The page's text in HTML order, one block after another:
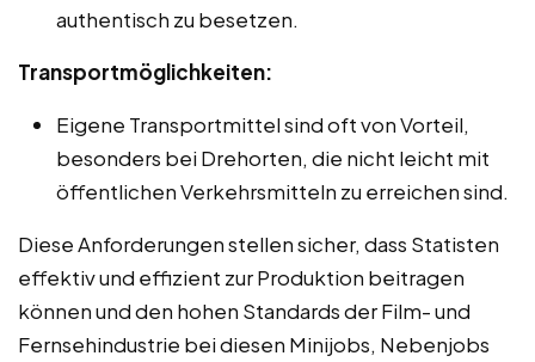
authentisch zu besetzen.
Transportmöglichkeiten:
Eigene Transportmittel sind oft von Vorteil,
besonders bei Drehorten, die nicht leicht mit
öffentlichen Verkehrsmitteln zu erreichen sind.
Diese Anforderungen stellen sicher, dass Statisten
effektiv und effizient zur Produktion beitragen
können und den hohen Standards der Film- und
Fernsehindustrie bei diesen Minijobs, Nebenjobs